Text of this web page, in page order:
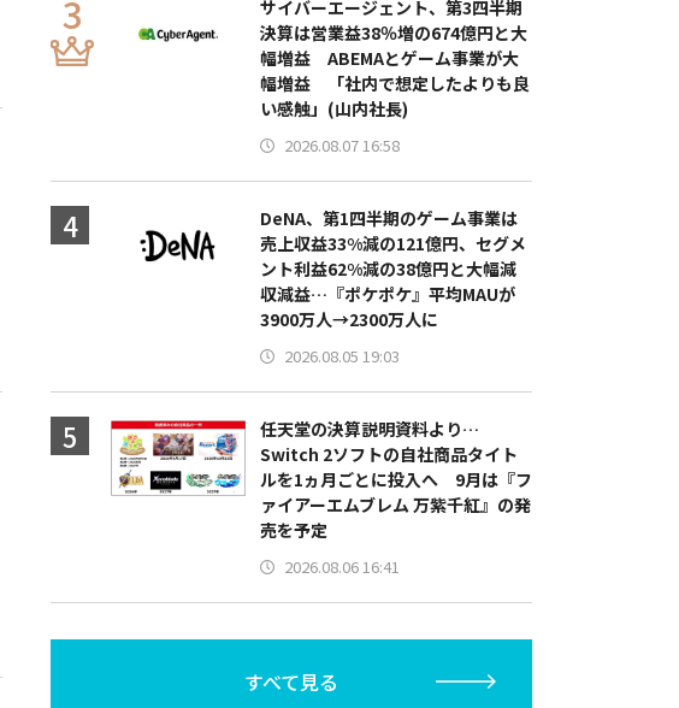
サイバーエージェント、第3四半期
決算は営業益38％増の674億円と大
幅増益 ABEMAとゲーム事業が大
幅増益 「社内で想定したよりも良
い感触」(山内社長)
2026.08.07 16:58
DeNA、第1四半期のゲーム事業は
売上収益33%減の121億円、セグメ
ント利益62%減の38億円と大幅減
収減益…『ポケポケ』平均MAUが
3900万人→2300万人に
2026.08.05 19:03
任天堂の決算説明資料より…
Switch 2ソフトの自社商品タイト
ルを1ヵ月ごとに投入へ 9月は『フ
ァイアーエムブレム 万紫千紅』の発
売を予定
2026.08.06 16:41
すべて見る